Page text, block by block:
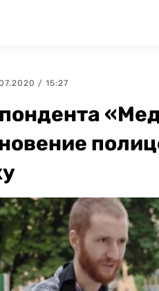
/ 15:27